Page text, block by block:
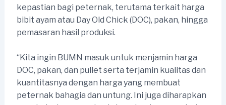
kepastian bagi peternak, terutama terkait harga
bibit ayam atau Day Old Chick (DOC), pakan, hingga
pemasaran hasil produksi.
“Kita ingin BUMN masuk untuk menjamin harga
DOC, pakan, dan pullet serta terjamin kualitas dan
kuantitasnya dengan harga yang membuat
peternak bahagia dan untung. Ini juga diharapkan